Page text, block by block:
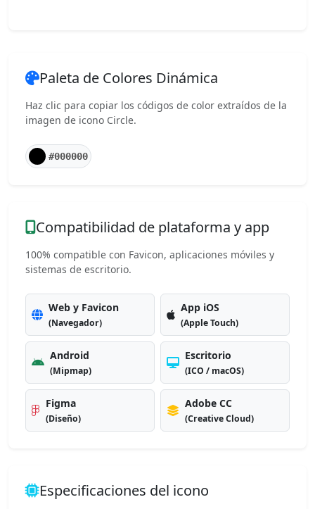
Paleta de Colores Dinámica
Haz clic para copiar los códigos de color extraídos de la
imagen de icono Circle.
#000000
Compatibilidad de plataforma y app
100% compatible con Favicon, aplicaciones móviles y
sistemas de escritorio.
Web y Favicon
(Navegador)
App iOS
(Apple Touch)
Android
(Mipmap)
Escritorio
(ICO / macOS)
Figma
(Diseño)
Adobe CC
(Creative Cloud)
Especificaciones del icono